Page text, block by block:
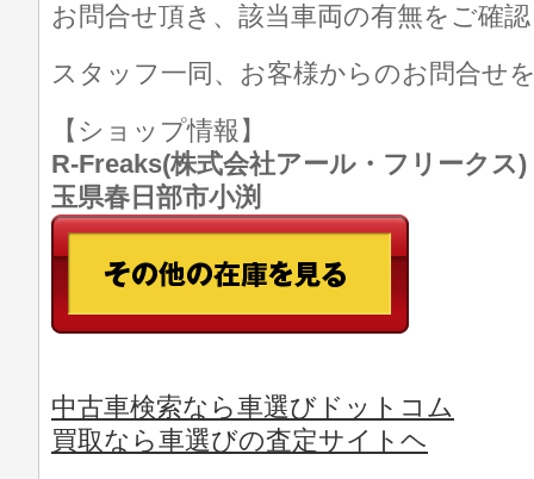
お問合せ頂き、該当車両の有無をご確
スタッフ一同、お客様からのお問合せ
【ショップ情報】
R-Freaks(株式会社アール・フリーク
玉県春日部市小渕
中古車検索なら車選びドットコム
買取なら車選びの査定サイトヘ